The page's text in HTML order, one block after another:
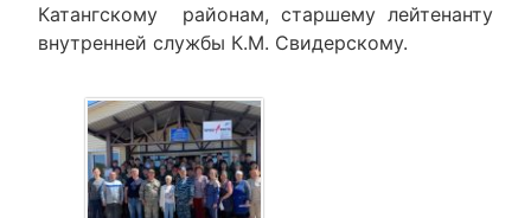
Катангскому районам, старшему лейтенанту
внутренней службы К.М. Свидерскому.